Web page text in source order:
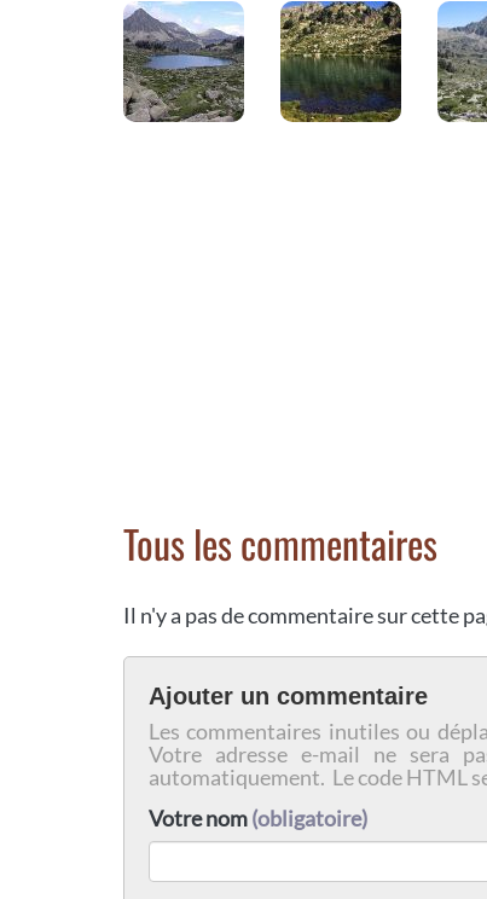
Tous les commentaires
Il n'y a pas de commentaire sur cette
Ajouter un commentaire
Les commentaires inutiles ou
Votre adresse e-mail ne sera
automatiquement. Le code HTML
Votre nom(obligatoire)